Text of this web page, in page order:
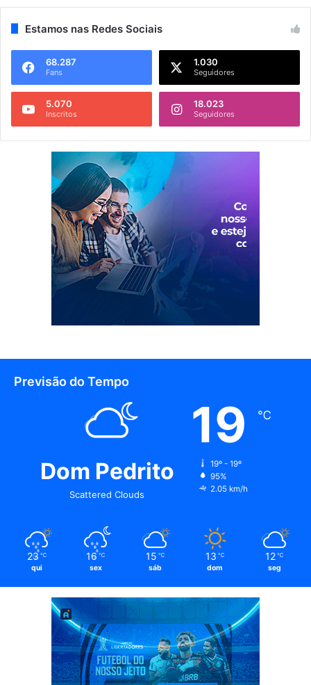
Estamos nas Redes Sociais
68.287
Fans
1.030
Seguidores
5.070
Inscritos
18.023
Seguidores
Previsão do Tempo
Dom Pedrito
Scattered Clouds
19 ℃
19º - 19º
95%
2.05 km/h
23 ℃
qui
16 ℃
sex
15 ℃
sáb
13 ℃
dom
12 ℃
seg